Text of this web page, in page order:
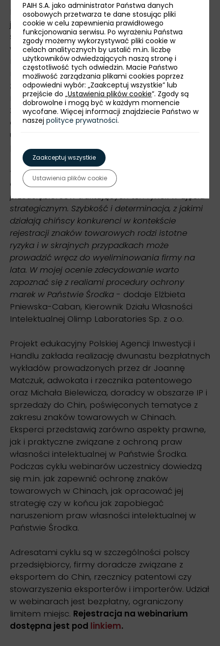
Mimo że zarówno jakość stanowionego prawa
jak i jego stosowanie ulegają w Państwie Środka
stopniowej poprawie, zagraniczni przedsiębiorcy
wciąż padają ofiarą nieuprawnionych rejestracji
marek i patentów. Firmy rozważające
rozpoczęcie eksportu na chiński rynek, powinny
zabezpieczyć prawa własności intelektualnej już
na etapie planowania współpracy z partnerami
z Chin. Dzięki uwzględnieniu tego aspektu na
etapie tworzenia strategii sprzedaży, można
uniknąć późniejszych wieloletnich i kosztownych
procesów sądowych.
-
Temat ochrony znaków towarowych w
Chinach jest szczególnie istotny z perspektywy
przedsiębiorców traktujących ten rynek w ujęciu
strategicznym. Szybkość i determinacja, z jakimi
działają chińscy konkurenci w kontekście
rejestracji znaków towarowych rodzi istotne
ryzyka i w skrajnych przypadkach może
prowadzić wręcz do wyeliminowania firmy na
lata. W mojej ocenie zdecydowanie warto
zapoznać się z realiami procedury ochrony
marek w Państwie Środka - dodaje Elżbieta
Pniewska-Caban, Kierownik Działu Własności
Intelektualnej Olimp Laboratories Sp. z o.o.
Projekt edukacyjny Polskiej Agencji Inwestycji i
Handlu zakłada realizację dwunastu bezpłatnych
wykładów prowadzonych przez dr Joannę
Matczuk, adwokata i rzecznika patentowego
oraz Michała Bielewicza, doradcy w obszarze IP i
sprzedaży do Chin, poświęconych tematyce z
zakresu znaków towarowych w Chinach.
Eksperci przedstawią zarówno aspekty prawne,
jak i praktyczne związane z ochroną praw
własności intelektualnej w Państwie Środka.
Podczas cyklu webinarów uczestnicy dowiedzą
się m.in. jak zapewnić ochronę znaków
towarowych w Chinach, jak opracować jej
strategię czy w końcu jak zapobiegać
naruszeniom praw własności intelektualnej w
Państwie Środka.
Adresatami cyklu są w szczególności polscy
przedsiębiorcy, firmy doradcze związane z
eksportem do Chin, rzecznicy patentowi czy
stowarzyszenia eksporterów i importerów. Udział
w webinarach jest bezpłatny, ograniczony
limitem miejsc. Rejestracja na webinarium
dostępna jest pod linkiem.
PAIH S.A. jako administrator Państwa danych
osobowych przetwarza te dane stosując pliki
cookie w celu zapewnienia prawidłowego
funkcjonowania serwisu. Po wyrażeniu Państwa
zgody możemy wykorzystywać pliki cookie w
celach analitycznych by ustalić m.in. liczbę
użytkowników odwiedzających naszą stronę i
częstotliwość tych odwiedzin. Macie Państwo
możliwość zarządzania plikami cookies poprzez
odpowiedni wybór: „Zaakceptuj wszystkie” lub
przejście do „Ustawienia plików cookie”. Zgody są
dobrowolne i mogą być w każdym momencie
wycofane. Więcej informacji znajdziecie Państwo w
naszejpolityce prywatności.
Zaakceptuj wszystkie
Ustawienia plików cookie